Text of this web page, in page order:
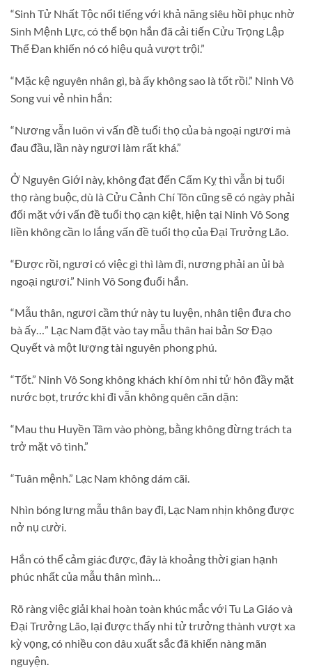
“Sinh Tử Nhất Tộc nổi tiếng với khả năng siêu hồi phục nhờ
Sinh Mệnh Lực, có thể bọn hắn đã cải tiến Cửu Trọng Lập
Thể Đan khiến nó có hiệu quả vượt trội.”
“Mặc kệ nguyên nhân gì, bà ấy không sao là tốt rồi.” Ninh Vô
Song vui vẻ nhìn hắn:
“Nương vẫn luôn vì vấn đề tuổi thọ của bà ngoại ngươi mà
đau đầu, lần này ngươi làm rất khá.”
Ở Nguyên Giới này, không đạt đến Cấm Kỵ thì vẫn bị tuổi
thọ ràng buộc, dù là Cửu Cảnh Chí Tôn cũng sẽ có ngày phải
đối mặt với vấn đề tuổi thọ cạn kiệt, hiện tại Ninh Vô Song
liền không cần lo lắng vấn đề tuổi thọ của Đại Trưởng Lão.
“Được rồi, ngươi có việc gì thì làm đi, nương phải an ủi bà
ngoại ngươi.” Ninh Vô Song đuổi hắn.
“Mẫu thân, ngươi cầm thứ này tu luyện, nhân tiện đưa cho
bà ấy…” Lạc Nam đặt vào tay mẫu thân hai bản Sơ Đạo
Quyết và một lượng tài nguyên phong phú.
“Tốt.” Ninh Vô Song không khách khí ôm nhi tử hôn đầy mặt
nước bọt, trước khi đi vẫn không quên căn dặn:
“Mau thu Huyền Tâm vào phòng, bằng không đừng trách ta
trở mặt vô tình.”
“Tuân mệnh.” Lạc Nam không dám cãi.
Nhìn bóng lưng mẫu thân bay đi, Lạc Nam nhịn không được
nở nụ cười.
Hắn có thể cảm giác được, đây là khoảng thời gian hạnh
phúc nhất của mẫu thân mình…
Rõ ràng việc giải khai hoàn toàn khúc mắc với Tu La Giáo và
Đại Trưởng Lão, lại được thấy nhi tử trưởng thành vượt xa
kỳ vọng, có nhiều con dâu xuất sắc đã khiến nàng mãn
nguyện.